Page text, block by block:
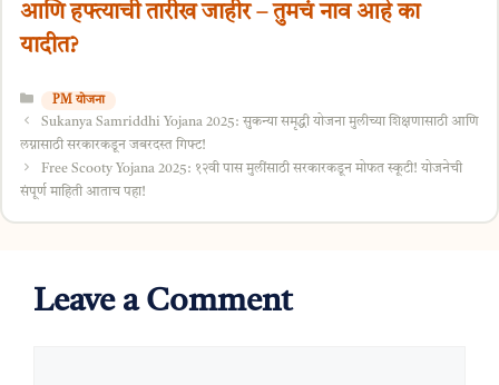
आणि हफ्त्याची तारीख जाहीर – तुमचं नाव आहे का
यादीत?
Categories
PM योजना
Sukanya Samriddhi Yojana 2025: सुकन्या समृद्धी योजना मुलीच्या शिक्षणासाठी आणि
लग्नासाठी सरकारकडून जबरदस्त गिफ्ट!
Free Scooty Yojana 2025: १२वी पास मुलींसाठी सरकारकडून मोफत स्कूटी! योजनेची
संपूर्ण माहिती आताच पहा!
Leave a Comment